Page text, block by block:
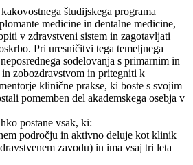
študijskega programa
medicine in dentalne medicine,
v zdravstveni sistem in zagotavljati
Pri uresničitvi tega temeljnega
sodelovanja s primarnim in
zobozdravstvom in pritegniti k
klinične prakse, ki boste s svojim
pomemben del akademskega osebja v
postane vsak, ki:
področju in aktivno deluje kot klinik
zavodu) in ima vsaj tri leta